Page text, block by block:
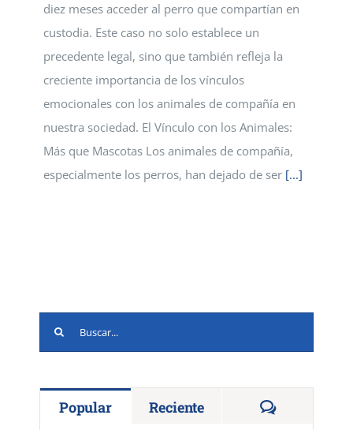
diez meses acceder al perro que compartían en
custodia. Este caso no solo establece un
precedente legal, sino que también refleja la
creciente importancia de los vínculos
emocionales con los animales de compañía en
nuestra sociedad. El Vínculo con los Animales:
Más que Mascotas Los animales de compañía,
especialmente los perros, han dejado de ser [...]
Buscar:
Popular Reciente